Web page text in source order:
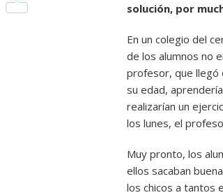
solución, por
En un colegio del
de los alumnos no
profesor, que llegó
su edad,
realizarían un
los lunes, el
Muy pronto, los
ellos sacaban
los chicos a tantos
Compartir